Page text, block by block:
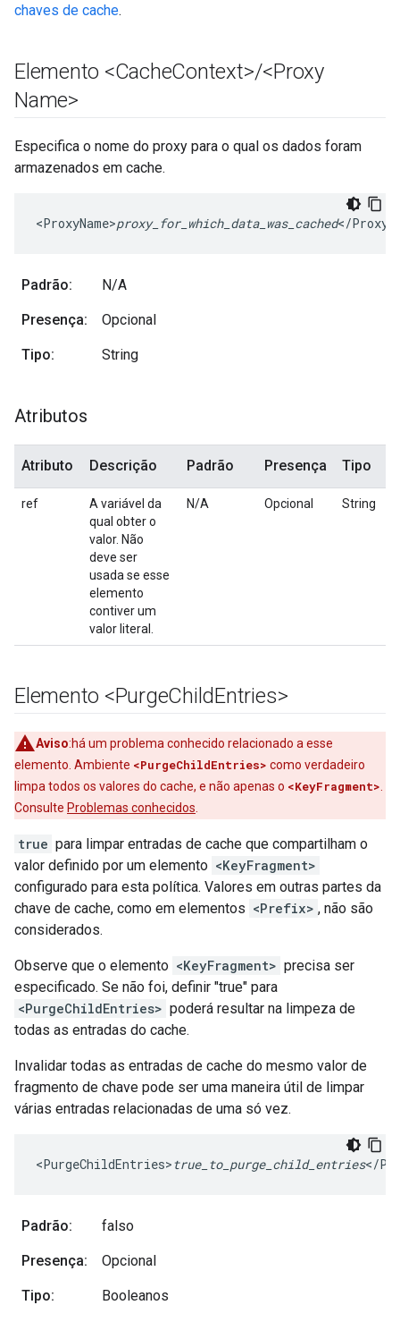
chaves de cache.
Elemento <CacheContext>/<Proxy
Name>
Especifica o nome do proxy para o qual os dados foram
armazenados em cache.
<ProxyName>proxy_for_which_data_was_cached</
Padrão: N/A
Presença: Opcional
Tipo: String
Atributos
Atributo Descrição Padrão Presença Tipo
ref
A variável da
qual obter o
valor. Não
deve ser
usada se esse
elemento
contiver um
valor literal.
N/A Opcional String
Elemento <PurgeChildEntries>
Aviso:há um problema conhecido relacionado a esse
elemento. Ambiente <PurgeChildEntries> como verdadeiro
limpa todos os valores do cache, e não apenas o <KeyFragment>
Consulte Problemas conhecidos
true para limpar entradas de cache que compartilham o
valor definido por um elemento <KeyFragment>
configurado para esta política. Valores em outras partes da
chave de cache, como em elementos <Prefix> , não são
considerados.
Observe que o elemento <KeyFragment> precisa ser
especificado. Se não foi, definir "true" para
<PurgeChildEntries> poderá resultar na limpeza de
todas as entradas do cache.
Invalidar todas as entradas de cache do mesmo valor de
fragmento de chave pode ser uma maneira útil de limpar
várias entradas relacionadas de uma só vez.
<PurgeChildEntries>true_to_purge_child_entries</
Padrão: falso
Presença: Opcional
Tipo: Booleanos